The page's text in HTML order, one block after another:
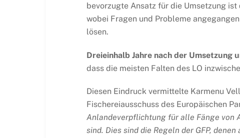
bevorzugte Ansatz für die Umsetzung
wobei Fragen und Probleme
lösen.
Dreieinhalb Jahre nach der
dass die meisten Falten des LO
Diesen Eindruck vermittelte Karmenu
Fischereiausschuss des Europäischen
Anlandeverpflichtung für alle Fänge von
sind. Dies sind die Regeln der GFP,